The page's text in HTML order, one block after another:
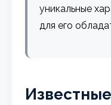
уникальные
для его